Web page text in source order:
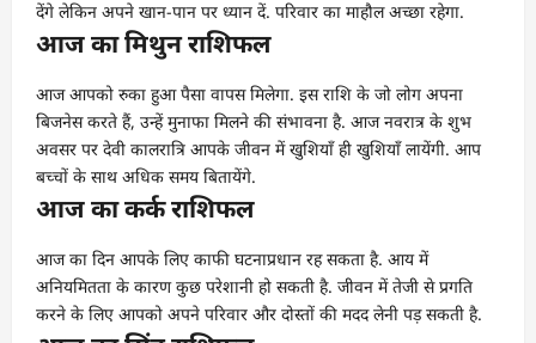
देंगे लेकिन अपने खान-पान पर ध्यान दें. परिवार का माहौल अच्छा रहेगा.
आज का मिथुन राशिफल
आज आपको रुका हुआ पैसा वापस मिलेगा. इस राशि के जो लोग अपना
बिजनेस करते हैं, उन्हें मुनाफा मिलने की संभावना है. आज नवरात्र के शुभ
अवसर पर देवी कालरात्रि आपके जीवन में खुशियाँ ही खुशियाँ लायेंगी. आप
बच्चों के साथ अधिक समय बितायेंगे.
आज का कर्क राशिफल
आज का दिन आपके लिए काफी घटनाप्रधान रह सकता है. आय में
अनियमितता के कारण कुछ परेशानी हो सकती है. जीवन में तेजी से प्रगति
करने के लिए आपको अपने परिवार और दोस्तों की मदद लेनी पड़ सकती है.